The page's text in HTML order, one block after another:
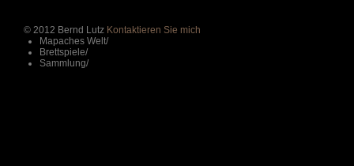
© 2012 Bernd Lutz Kontaktieren Sie mich
Mapaches Welt/
Brettspiele/
Sammlung/